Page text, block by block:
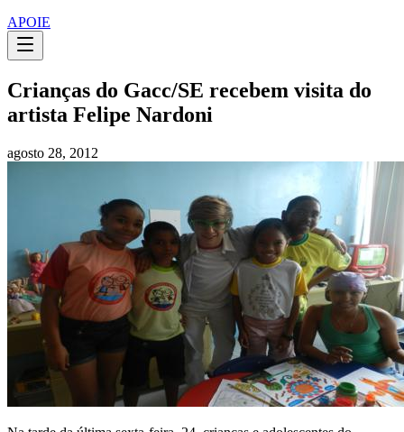
APOIE
Crianças do Gacc/SE recebem visita do
artista Felipe Nardoni
agosto 28, 2012